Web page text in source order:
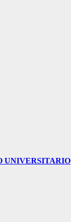
UNIVERSITARIO